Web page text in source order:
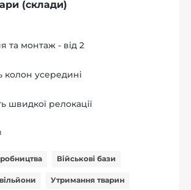
(склади)
та монтаж - від 2
колон усередині
швидкої релокації
Військові бази
Утримання тварин